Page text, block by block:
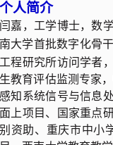
个人简介
闫嘉，工学博士，数
南大学首批数字化骨干
工程研究所访问学者
生教育评估监测专家
感知系统信号与信息
面上项目、国家重点
别资助、重庆市中小